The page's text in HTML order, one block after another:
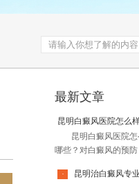
最新文章
昆明白癜风医院怎么
昆明白癜风医院
哪些？对白癜风的预防
·